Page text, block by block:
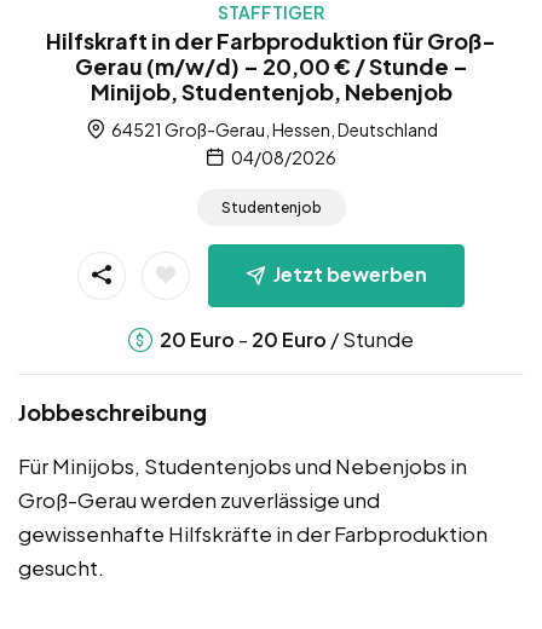
STAFFTIGER
Hilfskraft in der Farbproduktion für Groß-
Gerau (m/w/d) – 20,00 € / Stunde –
Minijob, Studentenjob, Nebenjob
64521 Groß-Gerau, Hessen, Deutschland
04/08/2026
Studentenjob
Jetzt bewerben
20 Euro - 20 Euro / Stunde
Jobbeschreibung
Für Minijobs, Studentenjobs und Nebenjobs in
Groß-Gerau werden zuverlässige und
gewissenhafte Hilfskräfte in der Farbproduktion
gesucht.